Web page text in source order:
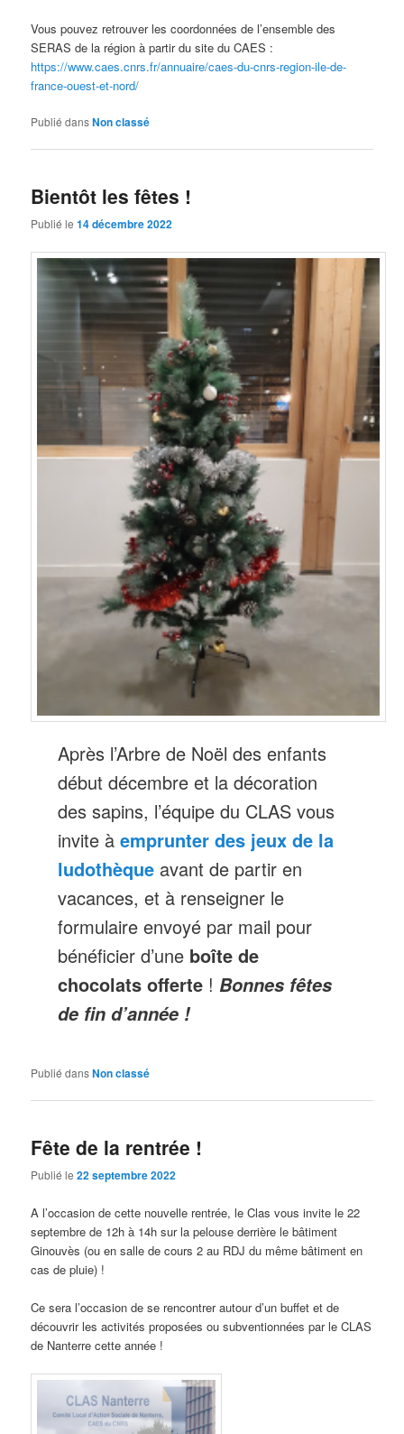
Vous pouvez retrouver les coordonnées de l’ensemble des
SERAS de la région à partir du site du CAES :
https://www.caes.cnrs.fr/annuaire/caes-du-cnrs-region-ile-de-
france-ouest-et-nord/
Publié dansNon classé
Bientôt les fêtes !
Publié le14 décembre 2022
Après l’Arbre de Noël des enfants
début décembre et la décoration
des sapins, l’équipe du CLAS vous
invite àemprunter des jeux de la
ludothèque avant de partir en
vacances, et à renseigner le
formulaire envoyé par mail pour
bénéficier d’une boîte de
chocolats offerte ! Bonnes fêtes
de fin d’année !
Publié dansNon classé
Fête de la rentrée !
Publié le22 septembre 2022
A l’occasion de cette nouvelle rentrée, le Clas vous invite le 22
septembre de 12h à 14h sur la pelouse derrière le bâtiment
Ginouvès (ou en salle de cours 2 au RDJ du même bâtiment en
cas de pluie) !
Ce sera l’occasion de se rencontrer autour d’un buffet et de
découvrir les activités proposées ou subventionnées par le CLAS
de Nanterre cette année !